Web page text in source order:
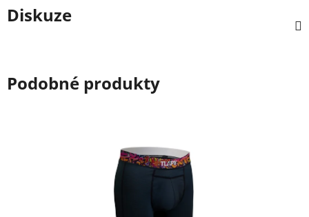
Diskuze
Podobné produkty